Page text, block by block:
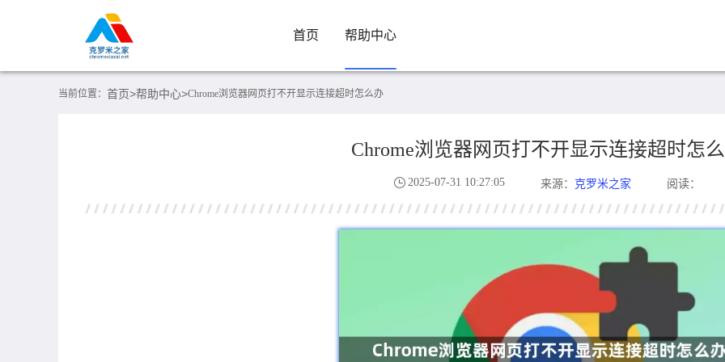
首页 帮助中心
当前位置： 首页>帮助中心>Chrome浏览器网页打不开显示连接超时怎么办
Chrome浏览器网页打不开显示连接超时怎
2025-07-31 10:27:05 来源： 克罗米之家 阅读：